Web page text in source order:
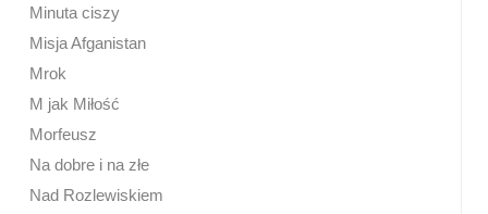
Minuta ciszy
Misja Afganistan
Mrok
M jak Miłość
Morfeusz
Na dobre i na złe
Nad Rozlewiskiem